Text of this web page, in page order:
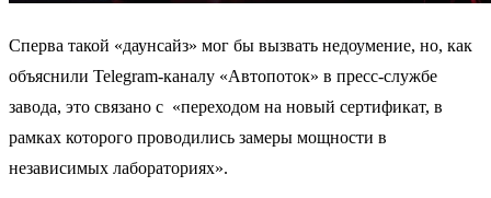
Сперва такой «даунсайз» мог бы вызвать недоумение, но, как
объяснили Telegram-каналу «Автопоток» в пресс-службе
завода, это связано с «переходом на новый сертификат, в
рамках которого проводились замеры мощности в
независимых лабораториях».